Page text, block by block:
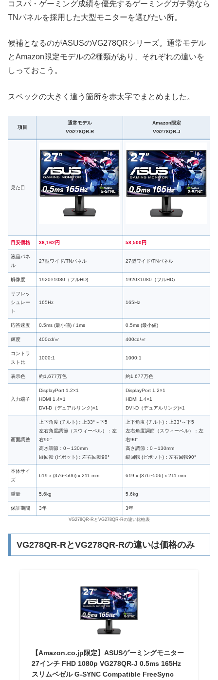
コスパ・ゲーミング成績を優先するゲーミングガチ勢なら
TNパネルを採用した大型モニターを選びたい所。
候補となるのがASUSのVG278QRシリーズ。通常モデル
とAmazon限定モデルの2種類があり、それぞれの違いを
しっておこう。
スペックの大きく違う箇所を赤太字でまとめました。
項目
通常モデル
VG278QR-R
Amazon限定
VG278QR-J
見た目
目安価格 36,162円 58,500円
液晶パネ
ル
27型ワイド/TNパネル 27型ワイド/TNパネル
解像度 1920×1080（フルHD) 1920×1080（フルHD)
リフレッ
シュレー
ト
165Hz 165Hz
応答速度 0.5ms (最小値) / 1ms 0.5ms (最小値)
輝度 400cd/㎡ 400cd/㎡
コントラ
スト比
1000:1 1000:1
表示色 約1,677万色 約1,677万色
入力端子
DisplayPort 1.2×1
HDMI 1.4×1
DVI-D（デュアルリンク)×1
DisplayPort 1.2×1
HDMI 1.4×1
DVI-D（デュアルリンク)×1
画面調整
上下角度 (チルト)：上33°～下5
左右角度調節（スウィーベル）：左
右90°
高さ調節：0～130mm
縦回転 (ピボット)：左右回転90°
上下角度 (チルト)：上33°～下5
左右角度調節（スウィーベル）：左
右90°
高さ調節：0～130mm
縦回転 (ピボット)：左右回転90°
本体サイ
ズ
619 x (376~506) x 211 mm 619 x (376~506) x 211 mm
重量 5.6kg 5.6kg
保証期間 3年 3年
VG278QR-RとVG278QR-Rの違い比較表
VG278QR-RとVG278QR-Rの違いは価格のみ
【Amazon.co.jp限定】ASUSゲーミングモニター
27インチ FHD 1080p VG278QR-J 0.5ms 165Hz
スリムベゼル G-SYNC Compatible FreeSync